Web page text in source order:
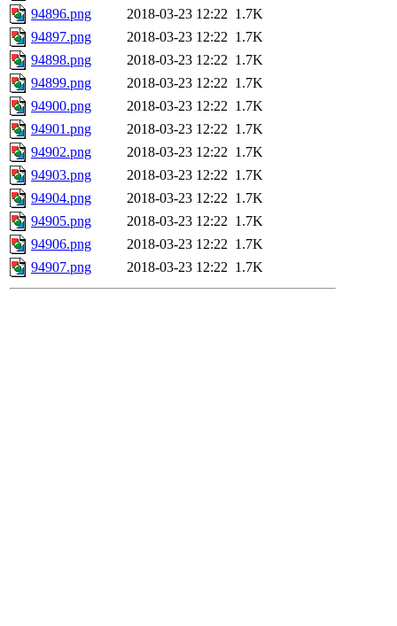
94896.png
2018-03-23 12:22 1.7K
94897.png
2018-03-23 12:22 1.7K
94898.png
2018-03-23 12:22 1.7K
94899.png
2018-03-23 12:22 1.7K
94900.png
2018-03-23 12:22 1.7K
94901.png
2018-03-23 12:22 1.7K
94902.png
2018-03-23 12:22 1.7K
94903.png
2018-03-23 12:22 1.7K
94904.png
2018-03-23 12:22 1.7K
94905.png
2018-03-23 12:22 1.7K
94906.png
2018-03-23 12:22 1.7K
94907.png
2018-03-23 12:22 1.7K